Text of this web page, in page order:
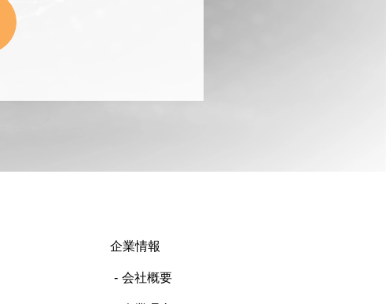
企業情報
会社概要